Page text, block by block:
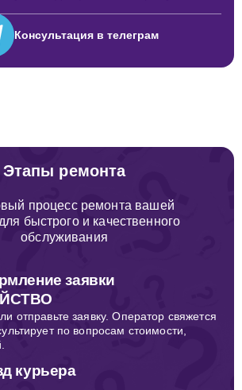
Консультация в телеграм
Этапы ремонта
процесс ремонта вашей
быстрого и качественного
обслуживания
заявки
отправьте заявку. Оператор свяжется
по вопросам стоимости,
курьера